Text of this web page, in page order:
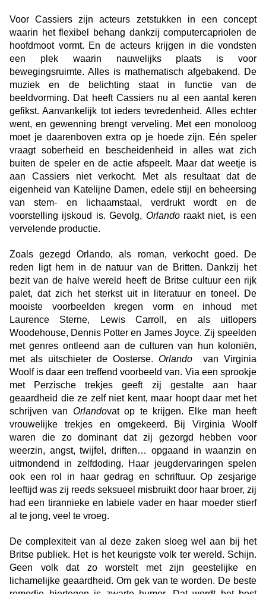
Voor Cassiers zijn acteurs zetstukken in een concept
waarin het flexibel behang dankzij computercapriolen de
hoofdmoot vormt. En de acteurs krijgen in die vondsten
een plek waarin nauwelijks plaats is voor
bewegingsruimte. Alles is mathematisch afgebakend. De
muziek en de belichting staat in functie van de
beeldvorming. Dat heeft Cassiers nu al een aantal keren
gefikst. Aanvankelijk tot ieders tevredenheid. Alles echter
went, en gewenning brengt verveling. Met een monoloog
moet je daarenboven extra op je hoede zijn. Eén speler
vraagt soberheid en bescheidenheid in alles wat zich
buiten de speler en de actie afspeelt. Maar dat weetje is
aan Cassiers niet verkocht. Met als resultaat dat de
eigenheid van Katelijne Damen, edele stijl en beheersing
van stem- en lichaamstaal, verdrukt wordt en de
voorstelling ijskoud is. Gevolg, Orlando raakt niet, is een
vervelende productie.
Zoals gezegd Orlando, als roman, verkocht goed. De
reden ligt hem in de natuur van de Britten. Dankzij het
bezit van de halve wereld heeft de Britse cultuur een rijk
palet, dat zich het sterkst uit in literatuur en toneel. De
mooiste voorbeelden kregen vorm en inhoud met
Laurence Sterne, Lewis Carroll, en als uitlopers
Woodehouse, Dennis Potter en James Joyce. Zij speelden
met genres ontleend aan de culturen van hun koloniën,
met als uitschieter de Oosterse. Orlando van Virginia
Woolf is daar een treffend voorbeeld van. Via een sprookje
met Perzische trekjes geeft zij gestalte aan haar
geaardheid die ze zelf niet kent, maar hoopt daar met het
schrijven van Orlandovat op te krijgen. Elke man heeft
vrouwelijke trekjes en omgekeerd. Bij Virginia Woolf
waren die zo dominant dat zij gezorgd hebben voor
weerzin, angst, twijfel, driften… opgaand in waanzin en
uitmondend in zelfdoding. Haar jeugdervaringen spelen
ook een rol in haar gedrag en schriftuur. Op zesjarige
leeftijd was zij reeds seksueel misbruikt door haar broer, zij
had een tirannieke en labiele vader en haar moeder stierf
al te jong, veel te vroeg.
De complexiteit van al deze zaken sloeg wel aan bij het
Britse publiek. Het is het keurigste volk ter wereld. Schijn.
Geen volk dat zo worstelt met zijn geestelijke en
lichamelijke geaardheid. Om gek van te worden. De beste